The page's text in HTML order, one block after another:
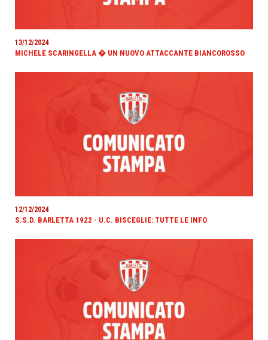
13/12/2024
MICHELE SCARINGELLA � UN NUOVO ATTACCANTE BIANCOROSSO
12/12/2024
S.S.D. BARLETTA 1922 - U.C. BISCEGLIE: TUTTE LE INFO